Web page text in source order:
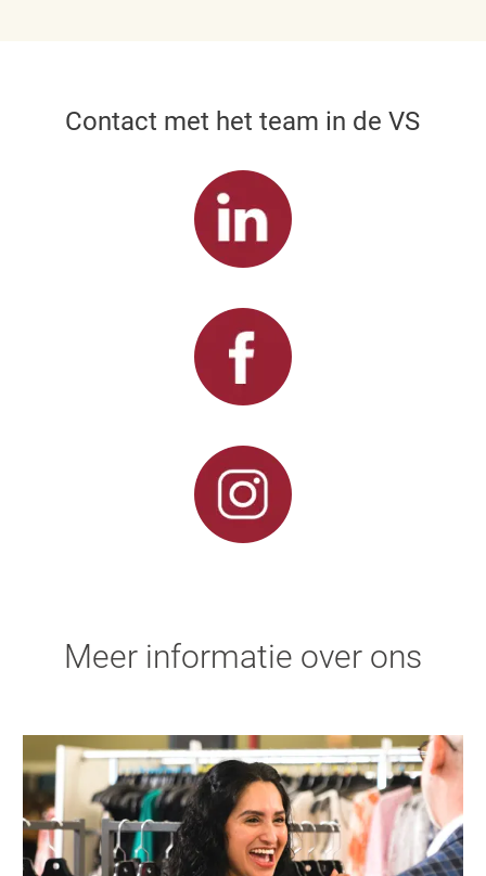
Contact met het team in de VS
Meer informatie over ons